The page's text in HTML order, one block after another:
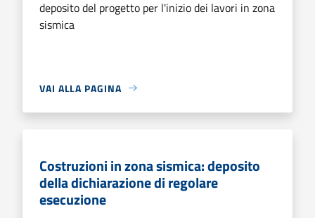
deposito del progetto per l'inizio dei lavori in zona
sismica
VAI ALLA PAGINA
Costruzioni in zona sismica: deposito
della dichiarazione di regolare
esecuzione